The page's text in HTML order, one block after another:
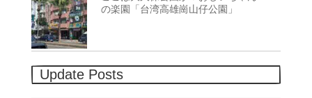
の楽園「台湾高雄崗山仔公園」
Update Posts